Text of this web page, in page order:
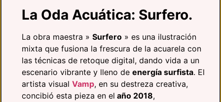
La Oda Acuática: Surfero.
La obra maestra » Surfero » es una ilustración
mixta que fusiona la frescura de la acuarela con
las técnicas de retoque digital, dando vida a un
escenario vibrante y lleno de energía surfista. El
artista visual Vamp, en su destreza creativa,
concibió esta pieza en el año 2018,